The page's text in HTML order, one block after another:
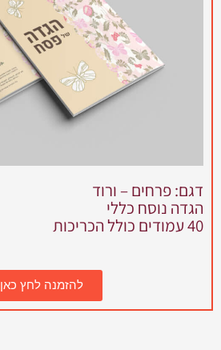
דגם: פרחים – ורוד
הגדה נוסח כללי
40 עמודים כולל הכריכות
להזמנה לחץ כאן